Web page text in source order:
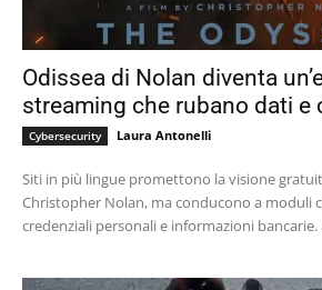
Odissea di Nolan diventa
streaming che rubano dati e
Cybersecurity Laura Antonelli
Siti in più lingue promettono la visione
Christopher Nolan, ma conducono a moduli